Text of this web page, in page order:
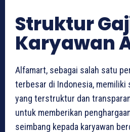
Struktur
Karyawan
Alfamart, sebagai salah satu
terbesar di Indonesia, memiliki
yang terstruktur dan
untuk memberikan
seimbang kepada karyawan